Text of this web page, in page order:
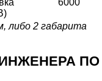
6000
либо 2 габарита
ПО